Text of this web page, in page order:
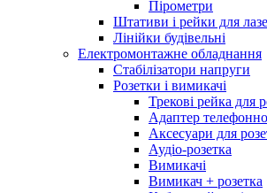
Пірометри
Штативи і рейки для
Лінійки будівельні
Електромонтажне обладнання
Стабілізатори напруги
Розетки і вимикачі
Трекові рейка для
Адаптер
Аксесуари для
Аудіо-розетка
Вимикачі
Вимикач + розетка